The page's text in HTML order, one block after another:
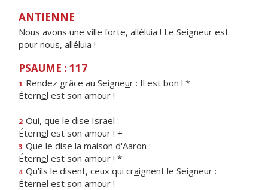
ANTIENNE
Nous avons une ville forte, alléluia ! Le Seigneur est
pour nous, alléluia !
PSAUME : 117
1 Rendez grâce au Seigneur : Il est bon ! *
Éternel est son amour !
2 Oui, que le dise Israël :
Éternel est son amour ! +
3 Que le dise la maison d'Aaron :
Éternel est son amour ! *
4 Qu'ils le disent, ceux qui craignent le Seigneur :
Éternel est son amour !